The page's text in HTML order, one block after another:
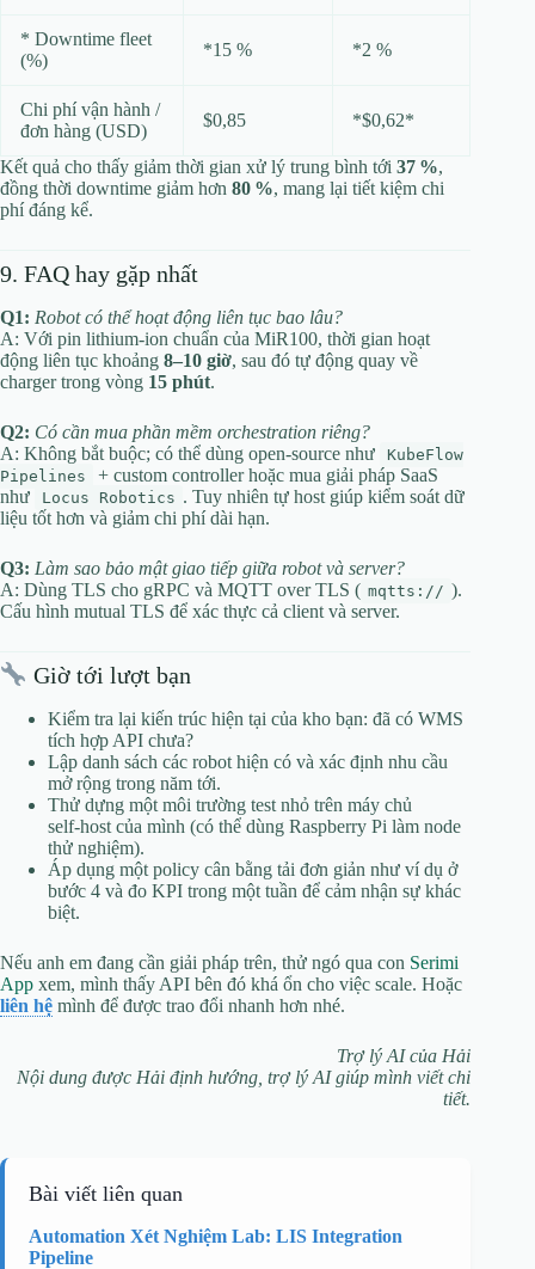
* Downtime fleet
(%)
*15 % *2 %
Chi phí vận hành /
đơn hàng (USD)
$0,85 *$0,62*
Kết quả cho thấy giảm thời gian xử lý trung bình tới 37 %,
đồng thời downtime giảm hơn 80 %, mang lại tiết kiệm chi
phí đáng kể.
9. FAQ hay gặp nhất
Q1: Robot có thể hoạt động liên tục bao lâu?
A: Với pin lithium‑ion chuẩn của MiR100, thời gian hoạt
động liên tục khoảng 8–10 giờ, sau đó tự động quay về
charger trong vòng 15 phút.
Q2: Có cần mua phần mềm orchestration riêng?
A: Không bắt buộc; có thể dùng open‑source như
KubeFlow
Pipelines
+ custom controller hoặc mua giải pháp SaaS
như
Locus Robotics . Tuy nhiên tự host giúp kiểm soát dữ
liệu tốt hơn và giảm chi phí dài hạn.
Q3: Làm sao bảo mật giao tiếp giữa robot và server?
A: Dùng TLS cho gRPC và MQTT over TLS ( mqtts:// ).
Cấu hình mutual TLS để xác thực cả client và server.
Giờ tới lượt bạn
Kiểm tra lại kiến trúc hiện tại của kho bạn: đã có WMS
tích hợp API chưa?
Lập danh sách các robot hiện có và xác định nhu cầu
mở rộng trong năm tới.
Thử dựng một môi trường test nhỏ trên máy chủ
self‑host của mình (có thể dùng Raspberry Pi làm node
thử nghiệm).
Áp dụng một policy cân bằng tải đơn giản như ví dụ ở
bước 4 và đo KPI trong một tuần để cảm nhận sự khác
biệt.
Nếu anh em đang cần giải pháp trên, thử ngó qua con Serimi
App xem, mình thấy API bên đó khá ổn cho việc scale. Hoặc
liên hệ mình để được trao đổi nhanh hơn nhé.
Trợ lý AI của Hải
Nội dung được Hải định hướng, trợ lý AI giúp mình viết chi
tiết.
Bài viết liên quan
Automation Xét Nghiệm Lab: LIS Integration
Pipeline